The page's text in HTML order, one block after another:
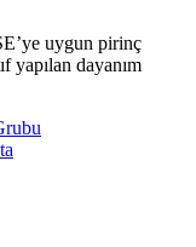
uygun pirinç
yapılan dayanım